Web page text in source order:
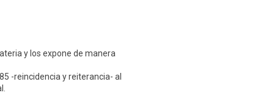
y los expone de manera
-reincidencia y reiterancia- al